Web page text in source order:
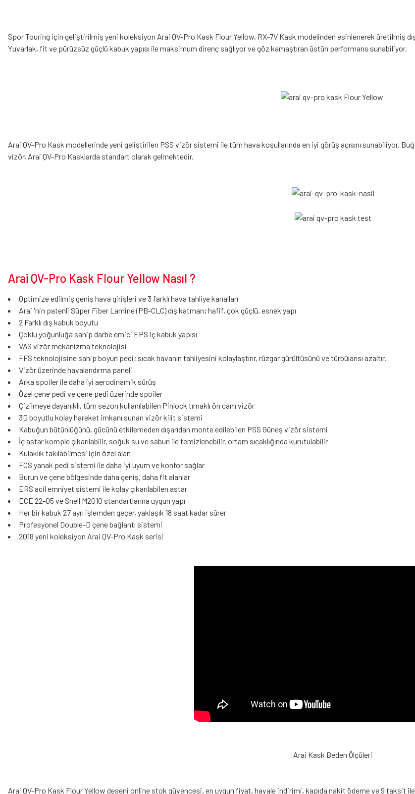
Spor Touring için geliştirilmiş yeni koleksiyon Arai QV-Pro Kask Flour Yellow, RX-7V Kask modelinden esinlenerek üretilmiş
Yuvarlak, fit ve pürüzsüz güçlü kabuk yapısı ile maksimum direnç sağlıyor ve göz kamaştıran üstün performans sunabiliyor.
Arai QV-Pro Kask modellerinde yeni geliştirilen PSS vizör sistemi ile tüm hava koşullarında en iyi görüş açısını sunabiliyor.
vizör, Arai QV-Pro Kasklarda standart olarak gelmektedir.
Arai QV-Pro Kask Flour Yellow Nasıl ?
Optimize edilmiş geniş hava girişleri ve 3 farklı hava tahliye kanalları
Arai 'nin patenli Süper Fiber Lamine (PB-CLC) dış katman; hafif, çok güçlü, esnek yapı
2 Farklı dış kabuk boyutu
Çoklu yoğunluğa sahip darbe emici EPS iç kabuk yapısı
VAS vizör mekanizma teknolojisi
FFS teknolojisine sahip boyun pedi; sıcak havanın tahliyesini kolaylaştırır, rüzgar gürültüsünü ve türbülansı azaltır.
Vizör üzerinde havalandırma paneli
Arka spoiler ile daha iyi aerodinamik sürüş
Özel çene pedi ve çene pedi üzerinde spoiler
Çizilmeye dayanıklı, tüm sezon kullanılabilen Pinlock tırnaklı ön cam vizör
3D boyutlu kolay hareket imkanı sunan vizör kilit sistemi
Kabuğun bütünlüğünü, gücünü etkilemeden dışarıdan monte edilebilen PSS Güneş vizör sistemi
İç astar komple çıkarılabilir, soğuk su ve sabun ile temizlenebilir, ortam sıcaklığında kurutulabilir
Kulaklık takılabilmesi için özel alan
FCS yanak pedi sistemi ile daha iyi uyum ve konfor sağlar
Burun ve çene bölgesinde daha geniş, daha fit alanlar
ERS acil emniyet sistemi ile kolay çıkarılabilen astar
ECE 22-05 ve Snell M2010 standartlarına uygun yapı
Her bir kabuk 27 ayrı işlemden geçer, yaklaşık 18 saat kadar sürer
Profesyonel Double-D çene bağlantı sistemi
2018 yeni koleksiyon Arai QV-Pro Kask serisi
Arai Kask Beden Ölçüleri
Arai QV-Pro Kask Flour Yellow deseni online stok güvencesi, en uygun fiyat, havale indirimi, kapıda nakit ödeme ve 9 taksit ile